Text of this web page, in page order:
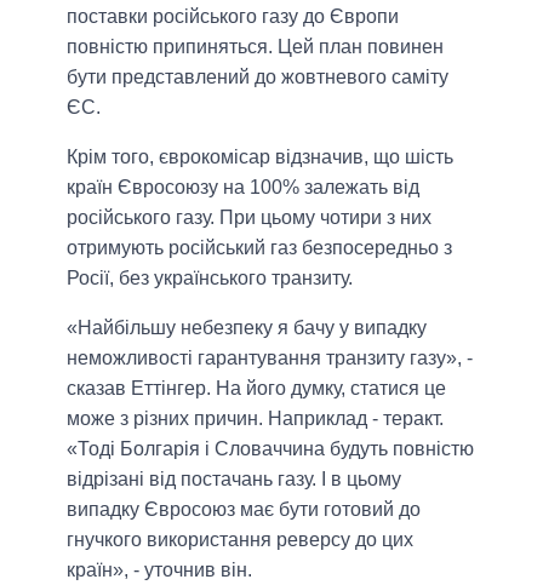
поставки російського газу до Європи
повністю припиняться. Цей план повинен
бути представлений до жовтневого саміту
ЄС.
Крім того, єврокомісар відзначив, що шість
країн Євросоюзу на 100% залежать від
російського газу. При цьому чотири з них
отримують російський газ безпосередньо з
Росії, без українського транзиту.
«Найбільшу небезпеку я бачу у випадку
неможливості гарантування транзиту газу», -
сказав Еттінгер. На його думку, статися це
може з різних причин. Наприклад - теракт.
«Тоді Болгарія і Словаччина будуть повністю
відрізані від постачань газу. І в цьому
випадку Євросоюз має бути готовий до
гнучкого використання реверсу до цих
країн», - уточнив він.